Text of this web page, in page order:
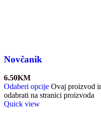
Novčanik
6.50KM
Odaberi opcije Ovaj proizvod
odabrati na stranici proizvoda
Quick view